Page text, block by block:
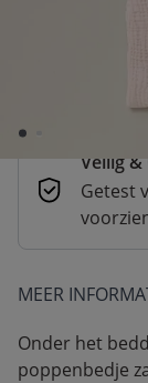
Veilig
Veilig
Getest
MEER
Onder het
poppenbedje